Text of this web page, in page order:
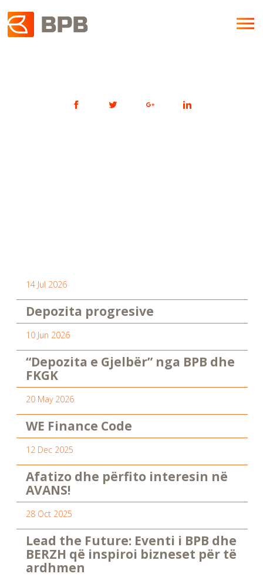
14 Jul 2026
Depozita progresive
10 Jun 2026
“Depozita e Gjelbër” nga BPB dhe
FKGK
20 May 2026
WE Finance Code
12 Dec 2025
Afatizo dhe përfito interesin në
AVANS!
28 Oct 2025
Lead the Future: Eventi i BPB dhe
BERZH që inspiroi bizneset për të
ardhmen